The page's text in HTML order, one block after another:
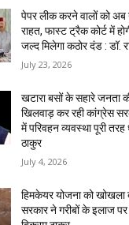
पेपर लीक करने वालों को अब
राहत, फास्ट ट्रैक कोर्ट में
जल्द मिलेगा कठोर दंड : डॉ.
July 23, 2026
खटारा बसों के सहारे जनता
खिलवाड़ कर रही कांग्रेस
में परिवहन व्यवस्था पूरी
ठाकुर
July 4, 2026
हिमकेयर योजना को खोखला
सरकार ने गरीबों के इलाज पर